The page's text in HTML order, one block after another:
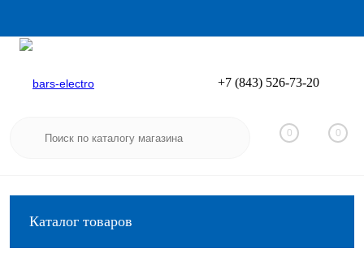
Вход
+7 (843) 526-73-20
0 0
Каталог товаров